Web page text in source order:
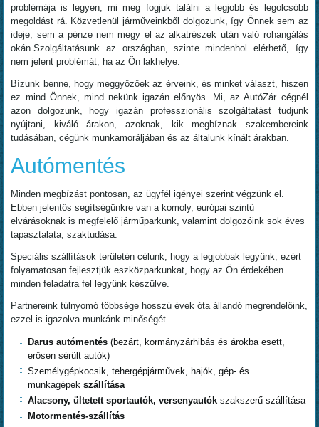
problémája is legyen, mi meg fogjuk találni a legjobb és legolcsóbb
megoldást rá. Közvetlenül járműveinkből dolgozunk, így Önnek sem az
ideje, sem a pénze nem megy el az alkatrészek után való rohangálás
okán.Szolgáltatásunk az országban, szinte mindenhol elérhető, így
nem jelent problémát, ha az Ön lakhelye.
Bízunk benne, hogy meggyőzőek az érveink, és minket választ, hiszen
ez mind Önnek, mind nekünk igazán előnyös. Mi, az AutóZár cégnél
azon dolgozunk, hogy igazán professzionális szolgáltatást tudjunk
nyújtani, kiváló árakon, azoknak, kik megbíznak szakembereink
tudásában, cégünk munkamoráljában és az általunk kínált árakban.
Autómentés
Minden megbízást pontosan, az ügyfél igényei szerint végzünk el.
Ebben jelentős segítségünkre van a komoly, európai szintű
elvárásoknak is megfelelő járműparkunk, valamint dolgozóink sok éves
tapasztalata, szaktudása.
Speciális szállítások területén célunk, hogy a legjobbak legyünk, ezért
folyamatosan fejlesztjük eszközparkunkat, hogy az Ön érdekében
minden feladatra fel legyünk készülve.
Partnereink túlnyomó többsége hosszú évek óta állandó megrendelőink,
ezzel is igazolva munkánk minőségét.
Darus autómentés(bezárt, kormányzárhibás és árokba esett,
erősen sérült autók)
Személygépkocsik, tehergépjárművek, hajók, gép- és
munkagépekszállítása
Alacsony, ültetett sportautók, versenyautókszakszerű szállítása
Motormentés-szállítás